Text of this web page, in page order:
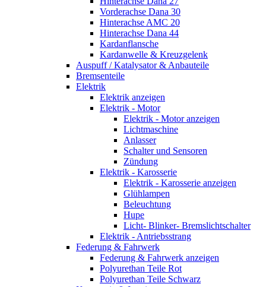
Vorderachse Dana 30
Hinterachse AMC 20
Hinterachse Dana 44
Kardanflansche
Kardanwelle & Kreuzgelenk
Auspuff / Katalysator & Anbauteile
Bremsenteile
Elektrik
Elektrik anzeigen
Elektrik - Motor
Elektrik - Motor anzeigen
Lichtmaschine
Anlasser
Schalter und Sensoren
Zündung
Elektrik - Karosserie
Elektrik - Karosserie anzeigen
Glühlampen
Beleuchtung
Hupe
Licht- Blinker- Bremslichtschalter
Elektrik - Antriebsstrang
Federung & Fahrwerk
Federung & Fahrwerk anzeigen
Polyurethan Teile Rot
Polyurethan Teile Schwarz